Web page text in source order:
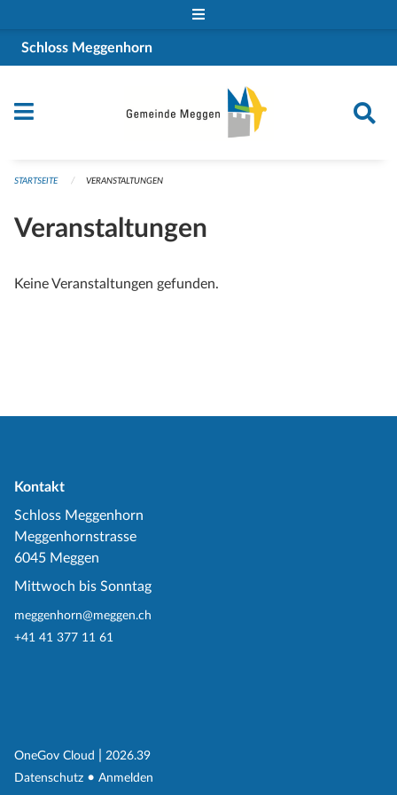
Schloss Meggenhorn
STARTSEITE VERANSTALTUNGEN
Veranstaltungen
Keine Veranstaltungen gefunden.
Kontakt
Schloss Meggenhorn
Meggenhornstrasse
6045 Meggen
Mittwoch bis Sonntag
meggenhorn@meggen.ch
+41 41 377 11 61
OneGov Cloud (External Link)
2026.39
Datenschutz (External Link)
Anmelden